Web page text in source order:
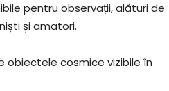
pentru observații, alături de
și amatori.
obiectele cosmice vizibile în